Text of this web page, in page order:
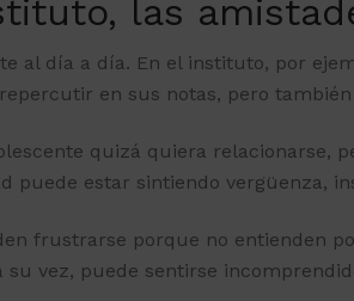
las
al día a día. En el instituto, por
en sus notas, pero
quizá quiera relacionarse,
puede estar sintiendo vergüenza,
frustrarse porque no entienden
vez, puede sentirse